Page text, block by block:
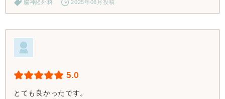
脳神経外科 2025年06月投稿
5.0
とても良かったです。